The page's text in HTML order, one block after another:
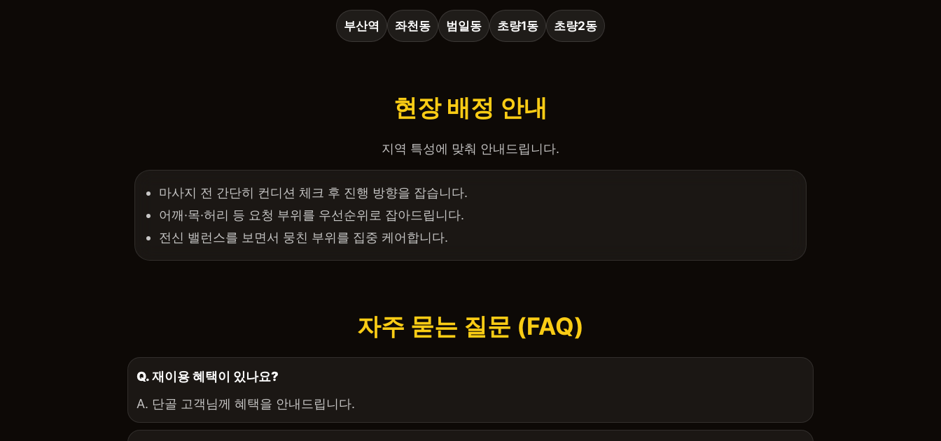
부산역 좌천동 범일동 초량1동 초량2동
현장 배정 안내
지역 특성에 맞춰 안내드립니다.
마사지 전 간단히 컨디션 체크 후 진행 방향을 잡습니다.
어깨·목·허리 등 요청 부위를 우선순위로 잡아드립니다.
전신 밸런스를 보면서 뭉친 부위를 집중 케어합니다.
자주 묻는 질문 (FAQ)
Q. 재이용 혜택이 있나요?
A. 단골 고객님께 혜택을 안내드립니다.